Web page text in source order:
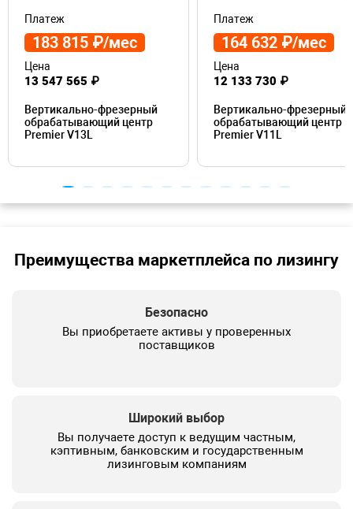
Платеж
183 815 ₽/мес
Цена
13 547 565 ₽
Вертикально-фрезерный
обрабатывающий центр
Premier V13L
Платеж
164 632 ₽/мес
Цена
12 133 730 ₽
Вертикально-фрезерный
обрабатывающий центр
Premier V11L
Преимущества маркетплейса по лизингу
Безопасно
Вы приобретаете активы у проверенных
поставщиков
Широкий выбор
Вы получаете доступ к ведущим частным,
кэптивным, банковским и государственным
лизинговым компаниям